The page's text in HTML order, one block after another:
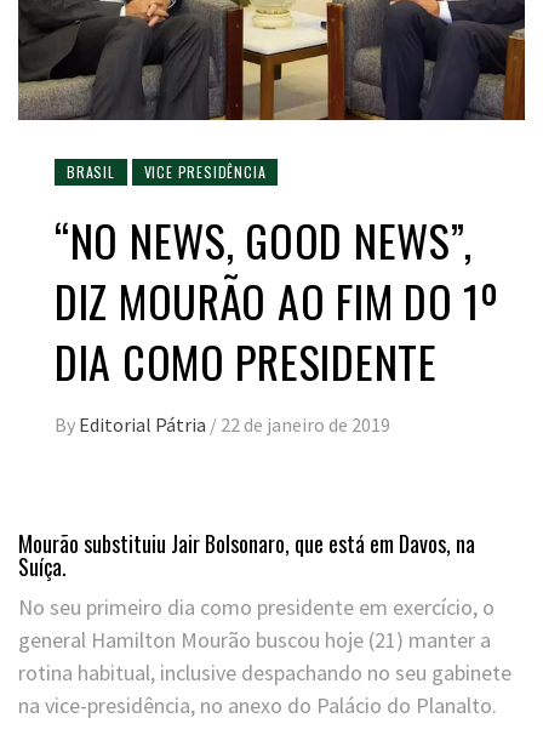
BRASIL VICE PRESIDÊNCIA
“NO NEWS, GOOD NEWS”,
DIZ MOURÃO AO FIM DO 1º
DIA COMO PRESIDENTE
By Editorial Pátria / 22 de janeiro de 2019
Mourão substituiu Jair Bolsonaro, que está em Davos, na
Suíça.
No seu primeiro dia como presidente em exercício, o
general Hamilton Mourão buscou hoje (21) manter a
rotina habitual, inclusive despachando no seu gabinete
na vice-presidência, no anexo do Palácio do Planalto.